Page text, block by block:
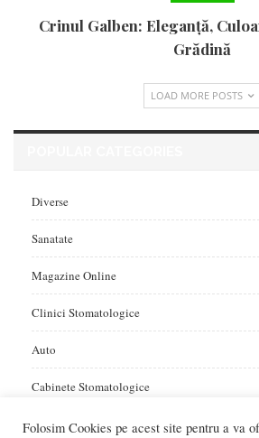
Crinul Galben: Eleganță,
Grădină
LOAD MORE POSTS
Diverse
Sanatate
Magazine Online
Clinici Stomatologice
Auto
Cabinete Stomatologice
Folosim Cookies pe acest site pentru a va